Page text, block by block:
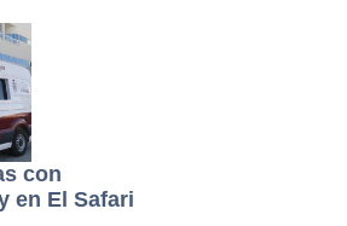
con
en El Safari